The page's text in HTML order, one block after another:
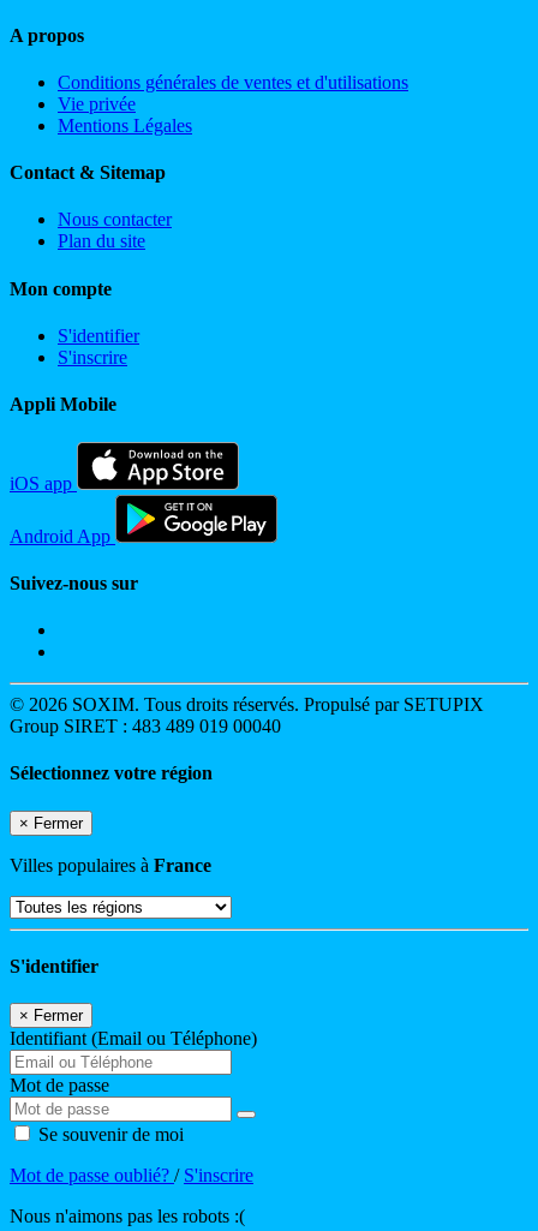
A propos
Conditions générales de ventes et d'utilisations
Vie privée
Mentions Légales
Contact & Sitemap
Nous contacter
Plan du site
Mon compte
S'identifier
S'inscrire
Appli Mobile
iOS app
Android App
Suivez-nous sur
© 2026 SOXIM. Tous droits réservés. Propulsé par SETUPIX
Group SIRET : 483 489 019 00040
Sélectionnez votre région
× Fermer
Villes populaires à France
S'identifier
× Fermer
Identifiant (Email ou Téléphone)
Mot de passe
Se souvenir de moi
Mot de passe oublié? / S'inscrire
Nous n'aimons pas les robots :(